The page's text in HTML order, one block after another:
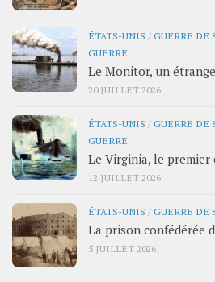
ÉTATS-UNIS /GUERRE DE
GUERRE
Le Monitor, un
20 JUILLET 2026
ÉTATS-UNIS /GUERRE DE
GUERRE
Le Virginia, le premier
12 JUILLET 2026
ÉTATS-UNIS /GUERRE DE
La prison confédérée
5 JUILLET 2026